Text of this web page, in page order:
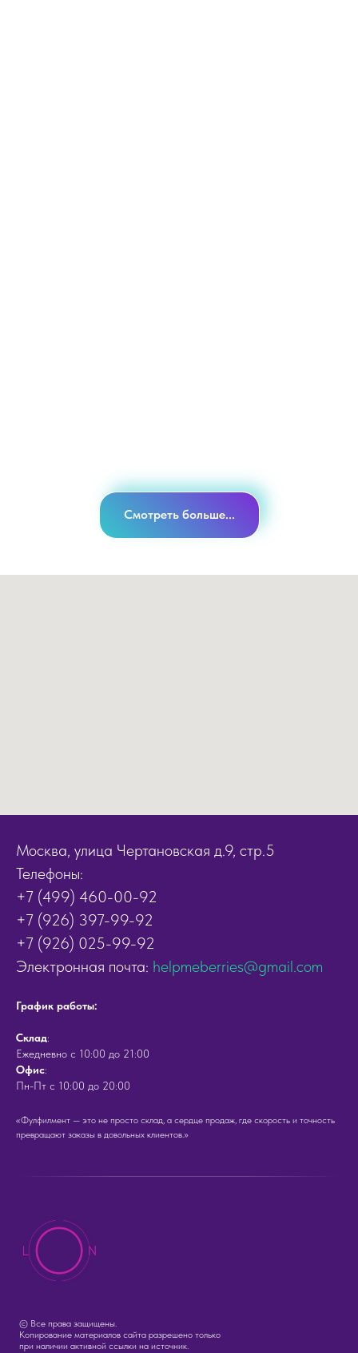
Смотреть больше...
Москва, улица Чертановская д.9, стр.5
Телефоны:
+7 (499) 460-00-92
+7 (926) 397-99-92
+7 (926) 025-99-92
Электронная почта: helpmeberries@gmail.com
График работы:
Cклад:
Ежедневно с 10:00 до 21:00
Офис:
Пн-Пт с 10:00 до 20:00
«Фулфилмент — это не просто склад, а сердце продаж, где скорость и точность
превращают заказы в довольных клиентов.»
© Все права защищены.
Копирование материалов сайта разрешено только
при наличии активной ссылки на источник.